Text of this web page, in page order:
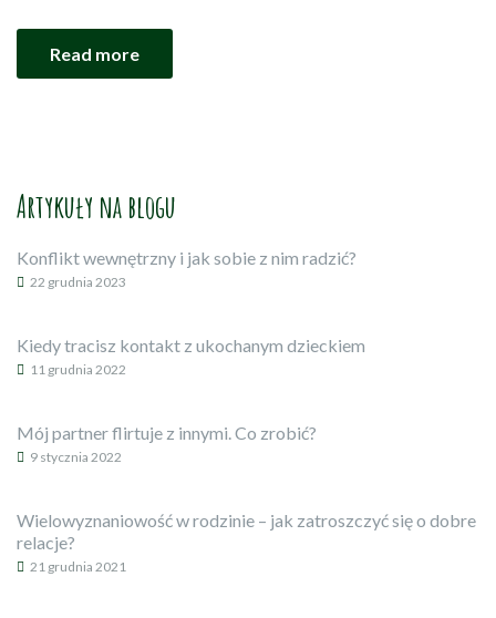
Read more
Artykuły na blogu
Konflikt wewnętrzny i jak sobie z nim radzić?
22 grudnia 2023
Kiedy tracisz kontakt z ukochanym dzieckiem
11 grudnia 2022
Mój partner flirtuje z innymi. Co zrobić?
9 stycznia 2022
Wielowyznaniowość w rodzinie – jak zatroszczyć się o dobre
relacje?
21 grudnia 2021